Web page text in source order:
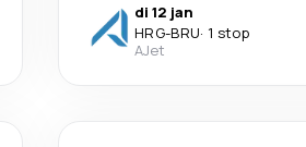
di 12 jan
HRG-BRU· 1 stop
AJet